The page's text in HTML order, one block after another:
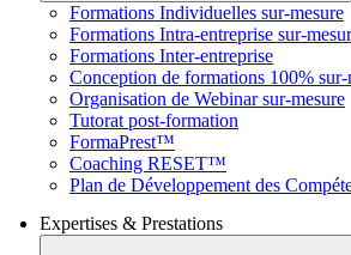
Formations Individuelles sur-mesure
Formations Intra-entreprise sur-
Formations Inter-entreprise
Conception de formations 100% sur-
Organisation de Webinar sur-mesure
Tutorat post-formation
FormaPrest™
Coaching RESET™
Plan de Développement des
Expertises & Prestations